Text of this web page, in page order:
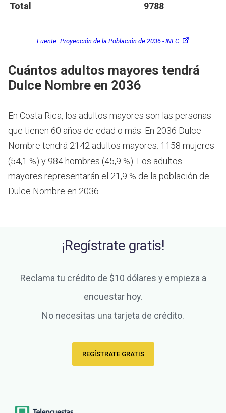
Total 9788
Fuente: Proyección de la Población de 2036 - INEC
Cuántos adultos mayores tendrá
Dulce Nombre en 2036
En Costa Rica, los adultos mayores son las personas
que tienen 60 años de edad o más. En 2036 Dulce
Nombre tendrá 2142 adultos mayores: 1158 mujeres
(54,1 %) y 984 hombres (45,9 %). Los adultos
mayores representarán el 21,9 % de la población de
Dulce Nombre en 2036.
¡Regístrate gratis!
Reclama tu crédito de $10 dólares y empieza a
encuestar hoy.
No necesitas una tarjeta de crédito.
REGÍSTRATE GRATIS